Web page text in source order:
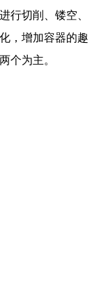
行切削、镂空、
，增加容器的趣
个为主。